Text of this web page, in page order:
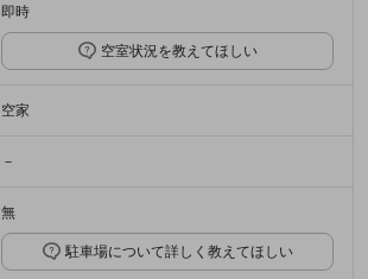
即時
空室状況を教えてほしい
空家
－
無
駐車場について詳しく教えてほしい